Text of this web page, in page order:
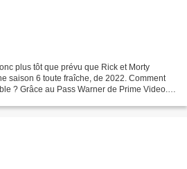
plus tôt que prévu que Rick et Morty
saison 6 toute fraîche, de 2022. Comment
? Grâce au Pass Warner de Prime Video.